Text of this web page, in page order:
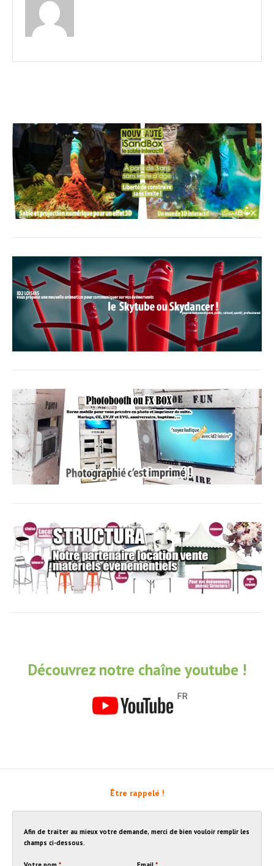
Découvrez notre chaîne youtube !
Être rappelé !
Afin de traiter au mieux votre demande, merci de bien vouloir remplir les
champs ci-dessous.